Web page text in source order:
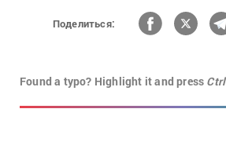
Поделиться:
Found a typo? Highlight it and press